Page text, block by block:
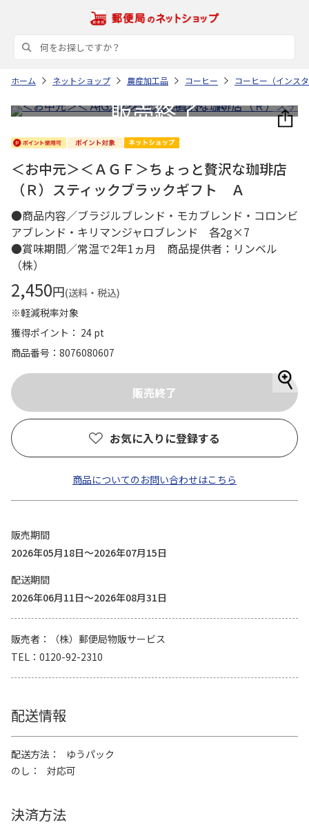
ホーム ネットショップ 農産加工品 コーヒー コーヒー（インス
＜お中元＞＜ＡＧＦ＞ちょっと贅沢な珈琲店
（Ｒ）スティックブラックギフト Ａ
●商品内容／ブラジルブレンド・モカブレンド・コロンビ
アブレンド・キリマンジャロブレンド 各2g×7
●賞味期間／常温で2年1ヵ月 商品提供者：リンベル
（株）
2,450円(送料・税込)
※軽減税率対象
獲得ポイント： 24 pt
商品番号
8076080607
お気に入りに登録する
商品についてのお問い合わせはこちら
販売期間
2026年05月18日～2026年07月15日
配送期間
2026年06月11日～2026年08月31日
販売者
（株）郵便局物販サービス
TEL
0120-92-2310
配送情報
配送方法
ゆうパック
のし
対応可
決済方法